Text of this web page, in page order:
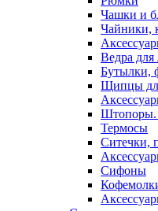
Чашки и
Чайники,
Ведра для
Бутылки,
Щипцы
Штопоры.
Термосы
Ситечки,
Сифоны